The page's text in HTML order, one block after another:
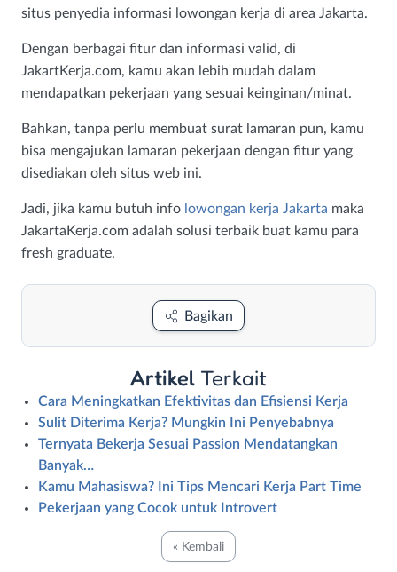
situs penyedia informasi lowongan kerja di area Jakarta.
Dengan berbagai fitur dan informasi valid, di
JakartKerja.com, kamu akan lebih mudah dalam
mendapatkan pekerjaan yang sesuai keinginan/minat.
Bahkan, tanpa perlu membuat surat lamaran pun, kamu
bisa mengajukan lamaran pekerjaan dengan fitur yang
disediakan oleh situs web ini.
Jadi, jika kamu butuh info lowongan kerja Jakarta maka
JakartaKerja.com adalah solusi terbaik buat kamu para
fresh graduate.
Bagikan
Artikel Terkait
Cara Meningkatkan Efektivitas dan Efisiensi Kerja
Sulit Diterima Kerja? Mungkin Ini Penyebabnya
Ternyata Bekerja Sesuai Passion Mendatangkan
Banyak…
Kamu Mahasiswa? Ini Tips Mencari Kerja Part Time
Pekerjaan yang Cocok untuk Introvert
« Kembali